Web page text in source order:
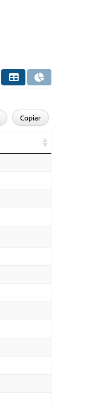
Copiar